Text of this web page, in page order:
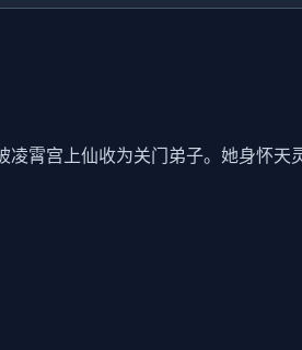
霄宫上仙收为关门弟子。她身怀